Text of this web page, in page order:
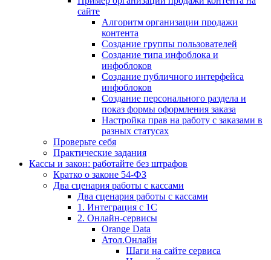
сайте
Алгоритм организации продажи
контента
Создание группы пользователей
Создание типа инфоблока и
инфоблоков
Создание публичного интерфейса
инфоблоков
Создание персонального раздела и
показ формы оформления заказа
Настройка прав на работу с заказами в
разных статусах
Проверьте себя
Практические задания
Кассы и закон: работайте без штрафов
Кратко о законе 54-ФЗ
Два сценария работы с кассами
Два сценария работы с кассами
1. Интеграция с 1С
2. Онлайн-сервисы
Orange Data
Атол.Онлайн
Шаги на сайте сервиса